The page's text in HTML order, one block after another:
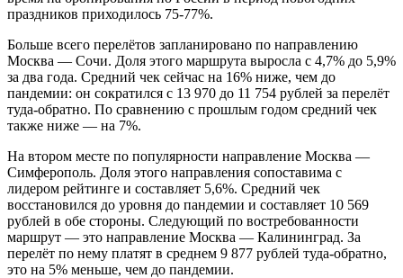
праздников приходилось 75-77%.
Больше всего перелётов запланировано по направлению
Москва — Сочи. Доля этого маршрута выросла с 4,7% до 5,9%
за два года. Средний чек сейчас на 16% ниже, чем до
пандемии: он сократился с 13 970 до 11 754 рублей за перелёт
туда-обратно. По сравнению с прошлым годом средний чек
также ниже — на 7%.
На втором месте по популярности направление Москва —
Симферополь. Доля этого направления сопоставима с
лидером рейтинге и составляет 5,6%. Средний чек
восстановился до уровня до пандемии и составляет 10 569
рублей в обе стороны. Следующий по востребованности
маршрут — это направление Москва — Калининград. За
перелёт по нему платят в среднем 9 877 рублей туда-обратно,
это на 5% меньше, чем до пандемии.